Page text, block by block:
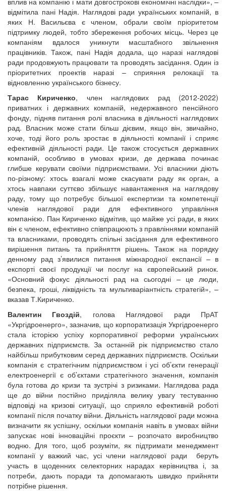
відмітила пані Надія. Наглядові ради українських компаній, в
яких Н. Васильєва є членом, обрали своїм пріоритетом
підтримку людей, тобто збереження робочих місць. Через це
компаніям вдалося уникнути масштабного звільнення
працівників. Також, пані Надія додала, що наразі наглядові
ради продовжують працювати та проводять засідання. Один із
пріоритетних проектів наразі – сприяння релокації та
відновленню українського бізнесу.
Тарас Кириченко, член наглядових рад (2012-2022)
приватних і державних компаній, недержавного пенсійного
фонду, підняв питання ролі власника в діяльності наглядових
рад. Власник може стати більш дієвим, якщо він, звичайно,
хоче, тоді його роль зростає в діяльності компанії і сприяє
ефективній діяльності ради. Це також стосується державних
компаній, особливо в умовах кризи, де держава починає
глибше керувати своїми підприємствами. Усі власники діють
по-різному: хтось взагалі може скасувати раду як орган, а
хтось навпаки суттєво збільшує навантаження на наглядову
раду, тому що потребує більшої експертизи та компетенції
членів наглядової ради для ефективного управління
компанією. Пан Кириченко відмітив, що майже усі ради, в яких
він є членом, ефективно співпрацюють з правліннями компаній
та власниками, проводять спільні засідання для ефективного
вирішення питань та прийняття рішень. Також на порядку
денному рад з’явилися питання міжнародної експансії – в
експорті своєї продукції чи послуг на європейський ринок.
«Основний фокус діяльності рад на сьогодні – це люди,
безпека, гроші, ліквідність та мультиваріантність стратегій», –
вказав Т.Кириченко.
Валентин Гвоздій, голова Наглядової ради ПрАТ
«Укргідроенерго», зазначив, що корпоратизація Укргідроенерго
стала історією успіху корпоративної реформи українських
державних підприємств. За останній рік підприємство стало
найбільш прибутковим серед державних підприємств. Оскільки
компанія є стратегічним підприємством і усі об’єкти генерації
електроенергії є об’єктами стратегічного значення, компанія
була готова до кризи та зустрічі з ризиками. Наглядова рада
ще до війни постійно приділяла велику увагу тестуванню
відповіді на кризові ситуації, що сприяло ефективній роботі
компанії після початку війни. Діяльність наглядової ради можна
визначити як успішну, оскільки компанія навіть в умовах війни
запускає нові інноваційні проєкти – розпочато виробництво
водню. Для того, щоб розуміти, як підтримати менеджмент
компанії у важкий час, усі члени наглядової ради беруть
участь в щоденних селекторних нарадах керівництва і, за
потреби, дають поради та допомагають швидко прийняти
потрібне рішення.